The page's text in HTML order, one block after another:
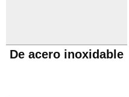
De acero inoxidable